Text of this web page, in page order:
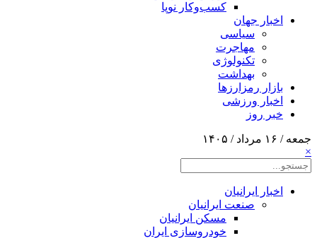
کسب‌وکار نوپا
اخبار جهان
سیاسی
مهاجرت
تکنولوژی
بهداشت
بازار رمزارزها
اخبار ورزشی
خبر روز
جمعه / ۱۶ مرداد / ۱۴۰۵
×
اخبار ایرانیان
صنعت ایرانیان
مسکن ایرانیان
خودروسازی ایران